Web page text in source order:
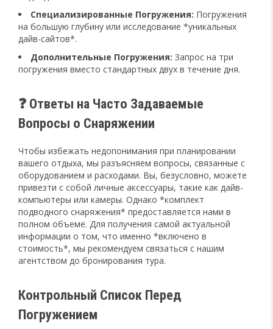
Специализированные Погружения: Погружения
на большую глубину или исследование *уникальных
дайв-сайтов*.
Дополнительные Погружения: Запрос на три
погружения вместо стандартных двух в течение дня.
❓ Ответы на Часто Задаваемые
Вопросы о Снаряжении
Чтобы избежать недопонимания при планировании
вашего отдыха, мы разъясняем вопросы, связанные с
оборудованием и расходами. Вы, безусловно, можете
привезти с собой личные аксессуары, такие как дайв-
компьютеры или камеры. Однако *комплект
подводного снаряжения* предоставляется нами в
полном объеме. Для получения самой актуальной
информации о том, что именно *включено в
стоимость*, мы рекомендуем связаться с нашим
агентством до бронирования тура.
Контрольный Список Перед
Погружением